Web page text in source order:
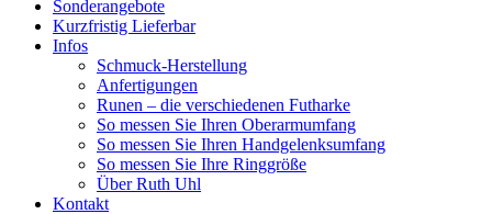
Sonderangebote
Kurzfristig Lieferbar
Infos
Schmuck-Herstellung
Anfertigungen
Runen – die verschiedenen Futharke
So messen Sie Ihren Oberarmumfang
So messen Sie Ihren Handgelenksumfang
So messen Sie Ihre Ringgröße
Über Ruth Uhl
Kontakt